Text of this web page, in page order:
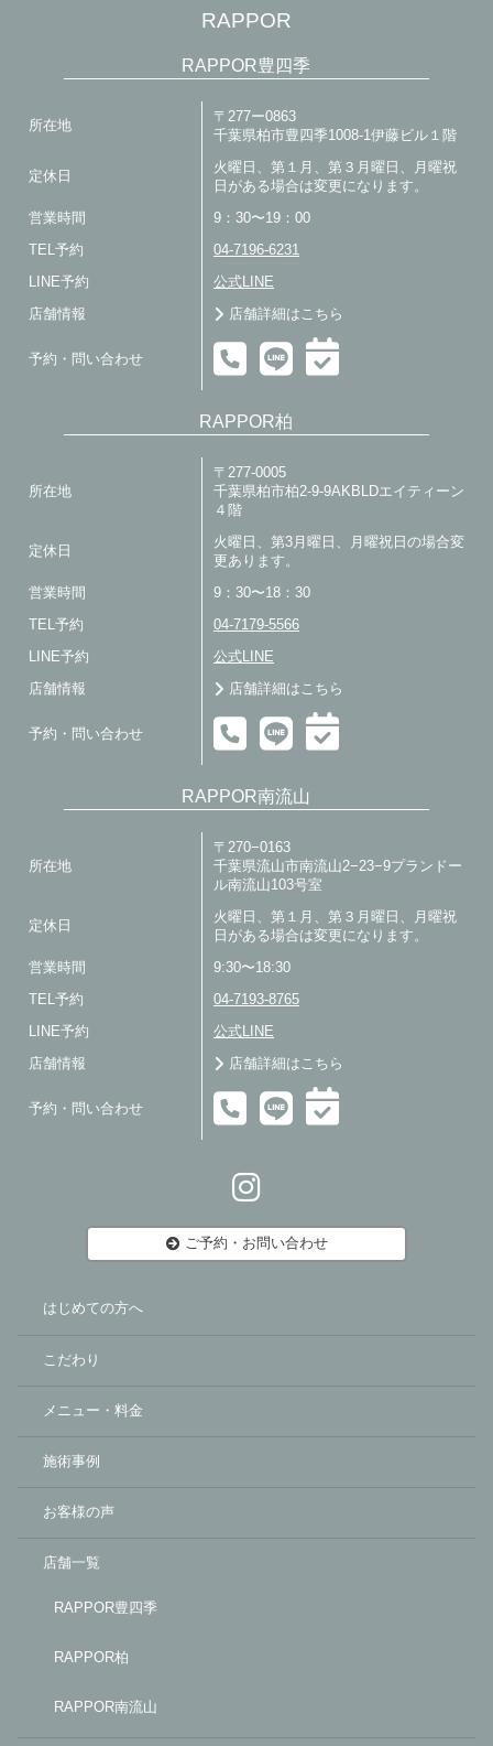
RAPPOR
RAPPOR豊四季
所在地
〒277ー0863
千葉県柏市豊四季1008-1伊藤ビル１階
定休日
火曜日、第１月、第３月曜日、月曜祝
日がある場合は変更になります。
営業時間 9：30〜19：00
TEL予約 04-7196-6231
LINE予約 公式LINE
店舗情報 店舗詳細はこちら
予約・問い合わせ
RAPPOR柏
所在地
〒277-0005
千葉県柏市柏2-9-9AKBLDエイティーン
４階
定休日
火曜日、第3月曜日、月曜祝日の場合変
更あります。
営業時間 9：30〜18：30
TEL予約 04-7179-5566
LINE予約 公式LINE
店舗情報 店舗詳細はこちら
予約・問い合わせ
RAPPOR南流山
所在地
〒270−0163
千葉県流山市南流山2−23−9プランドー
ル南流山103号室
定休日
火曜日、第１月、第３月曜日、月曜祝
日がある場合は変更になります。
営業時間 9:30〜18:30
TEL予約 04-7193-8765
LINE予約 公式LINE
店舗情報 店舗詳細はこちら
予約・問い合わせ
ご予約・お問い合わせ
はじめての方へ
こだわり
メニュー・料金
施術事例
お客様の声
店舗一覧
RAPPOR豊四季
RAPPOR柏
RAPPOR南流山